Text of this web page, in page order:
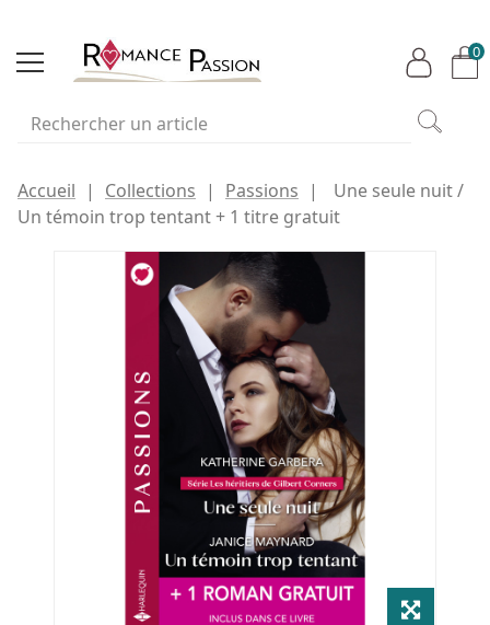
0
Accueil Collections Passions
Une seule nuit /
Un témoin trop tentant + 1 titre gratuit